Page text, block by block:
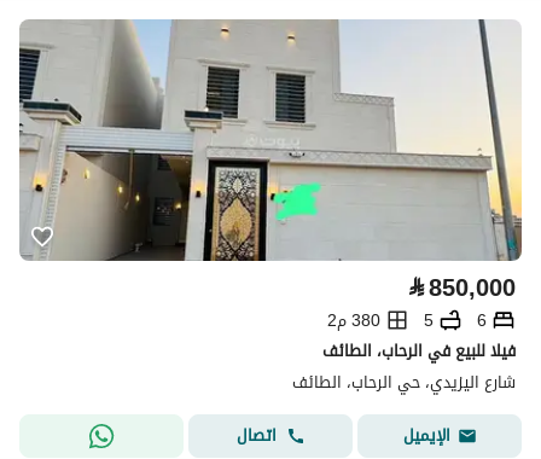
⃁850,000
6
5
380 م2
فيلا للبيع في الرحاب، الطائف
شارع اليزيدي، حي الرحاب، الطائف
الإيميل
اتصال